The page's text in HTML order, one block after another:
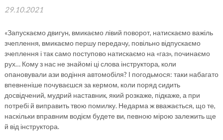
29.10.2021
«Запускаємо двигун, вмикаємо лівий поворот, натискаємо важіль
зчеплення, вмикаємо першу передачу, повільно відпускаємо
зчеплення і так само поступово натискаємо на «газ», починаємо
рух… Кому з нас не знайомі ці слова інструктора, коли
опановували ази водіння автомобіля? І погодьмося: таки набагато
впевненіше почуваєшся за кермом, коли поряд сидить
досвідчений, мудрий наставник, який розкаже, підкаже, а при
потребі й виправить твою помилку. Недарма ж вважається, що те,
наскільки вправним водієм будете ви, певною мірою залежить ще
й від інструктора.